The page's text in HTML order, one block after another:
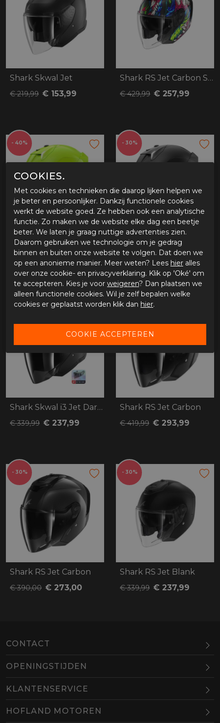
Shark Skwal Jet
€ 219,99 € 153,99
Shark RS Jet Carbon Shaytan
€ 429,99 € 257,99
- 40%
Shark I3 Jet Blank
€ 185,99
- 30%
€ 309,99 € 216,99
- 30%
Shark Skwal i3 Jet Dark Shadow
€ 339,99 € 237,99
- 30%
Shark RS Jet Carbon
€ 419,99 € 293,99
- 30%
Shark RS Jet Carbon
€ 390,00 € 273,00
- 30%
Shark RS Jet Blank
€ 339,99 € 237,99
CONTACT
OPENINGSTIJDEN
Maandag
Dinsdag
10.00-18.00
Woensdag
KLANTENSERVICE
HOFLAND MOTOREN
COOKIES.
Met cookies en technieken die daarop lijken helpen we
je beter en persoonlijker. Dankzij functionele cookies
werkt de website goed. Ze hebben ook een analytische
functie. Zo maken we de website elke dag een beetje
beter. We laten je graag nuttige advertenties zien.
Daarom gebruiken we technologie om je gedrag
binnen en buiten onze website te volgen. Dat doen we
op een anonieme manier. Meer weten? Lees hier alles
over onze cookie- en privacyverklaring. Klik op 'Oké' om
te accepteren. Kies je voor weigeren? Dan plaatsen we
alleen functionele cookies. Wil je zelf bepalen welke
cookies er geplaatst worden klik dan hier.